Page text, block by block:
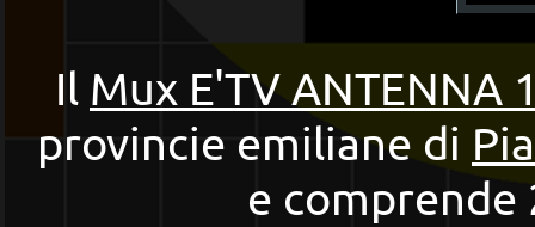
Il Mux E'TV ANTENNA
provincie emiliane di
e comprende